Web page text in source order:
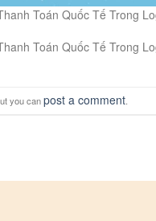
Toán Quốc Tế Trong
Toán Quốc Tế Trong
you canpost a comment.